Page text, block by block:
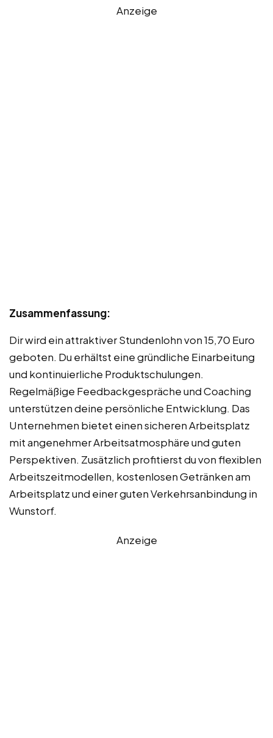
Anzeige
Zusammenfassung:
Dir wird ein attraktiver Stundenlohn von 15,70 Euro
geboten. Du erhältst eine gründliche Einarbeitung
und kontinuierliche Produktschulungen.
Regelmäßige Feedbackgespräche und Coaching
unterstützen deine persönliche Entwicklung. Das
Unternehmen bietet einen sicheren Arbeitsplatz
mit angenehmer Arbeitsatmosphäre und guten
Perspektiven. Zusätzlich profitierst du von flexiblen
Arbeitszeitmodellen, kostenlosen Getränken am
Arbeitsplatz und einer guten Verkehrsanbindung in
Wunstorf.
Anzeige